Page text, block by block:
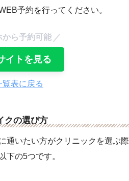
予約を行ってください。
から予約可能
イトを見る
表に戻る
クの選び方
通いたい方がクリニックを選ぶ際
下の5つです。